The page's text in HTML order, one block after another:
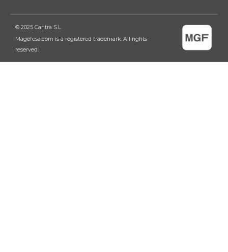
© 2025 Cantra S.L.
Magefesa.com is a registered trademark. All rights
reserved.